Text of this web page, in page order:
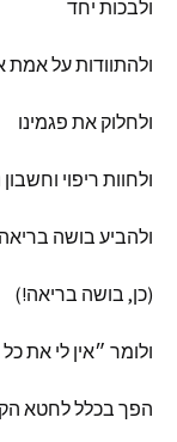
ולבכות יחד
ולהתוודותעלאמת
ולחלוק את פגמינו
ולחוות ריפוי וחשבון
ולהביע בושה בריאה
(כן, בושה בריאה!)
ולומר ״אין לי אתכל
הפך בכלללחטא